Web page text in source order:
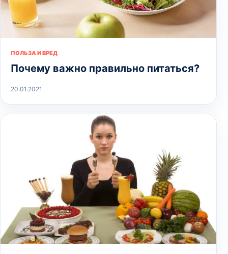
ПОЛЬЗА И ВРЕД
Почему важно правильно питаться?
20.01.2021